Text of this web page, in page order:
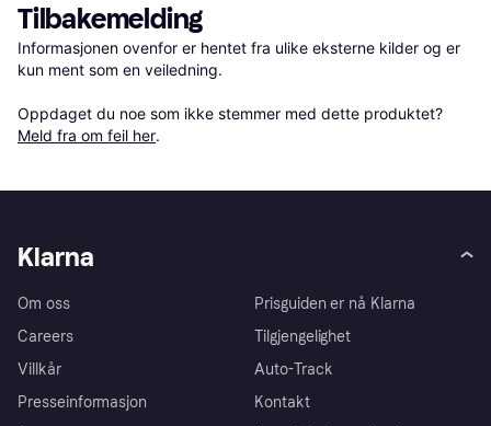
Tilbakemelding
Informasjonen ovenfor er hentet fra ulike eksterne kilder og er
kun ment som en veiledning.
Oppdaget du noe som ikke stemmer med dette produktet?
Meld fra om feil her.
Klarna
Om oss
Careers
Villkår
Presseinformasjon
Prisguiden er nå Klarna
Tilgjengelighet
Auto-Track
Kontakt